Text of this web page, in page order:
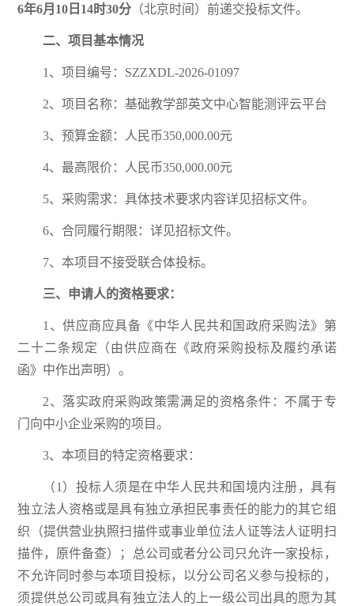
6年6月10日14时30分 （北京时间）前递交投标文件。
二、项目基本情况
1、项目编号：SZZXDL-2026-01097
2、项目名称：基础教学部英文中心智能测评云平台
3、预算金额：人民币350,000.00元
4、最高限价：人民币350,000.00元
5、采购需求：具体技术要求内容详见招标文件。
6、合同履行期限：详见招标文件。
7、本项目不接受联合体投标。
三、申请人的资格要求：
1、供应商应具备《中华人民共和国政府采购法》第
二十二条规定（由供应商在《政府采购投标及履约承诺
函》中作出声明）。
2、落实政府采购政策需满足的资格条件：不属于专
门向中小企业采购的项目。
3、本项目的特定资格要求：
（1）投标人须是在中华人民共和国境内注册，具有
独立法人资格或是具有独立承担民事责任的能力的其它组
织（提供营业执照扫描件或事业单位法人证等法人证明扫
描件，原件备查）；总公司或者分公司只允许一家投标，
不允许同时参与本项目投标，以分公司名义参与投标的，
须提供总公司或具有独立法人的上一级公司出具的愿为其